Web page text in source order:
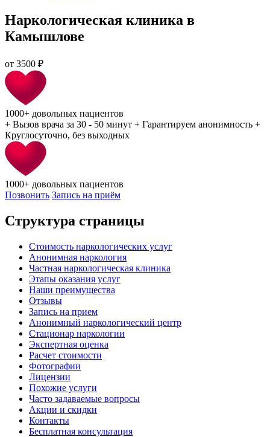
Наркологическая клиника в
Камышлове
от 3500 ₽
1000+ довольных пациентов
+ Вызов врача за 30 - 50 минут + Гарантируем анонимность +
Круглосуточно, без выходных
1000+ довольных пациентов
Позвонить Запись на приём
Структура страницы
Стоимость наркологических услуг
Анонимная наркология
Частная наркологическая клиника
Этапы оказания услуг
Наши преимущества
Отзывы
Запись на прием
Анонимный наркологический центр
Стационар наркологии
Экспертная оценка
Расчет стоимости
Фотографии
Лицензии
Похожие услуги
Часто задаваемые вопросы
Акции и скидки
Контакты
Бесплатная консультация